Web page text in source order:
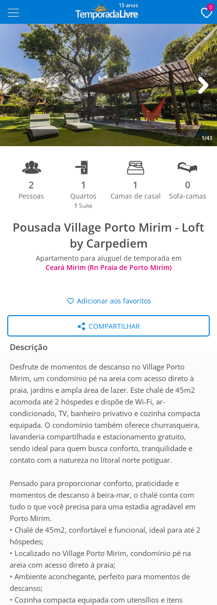
15 anos 0
1/43
Next
2
Pessoas
1
Quartos
1 Suíte
1
Camas de casal
0
Sofa-camas
Pousada Village Porto Mirim - Loft
by Carpediem
Apartamento para aluguel de temporada em
Ceará Mirim (Rn Praia de Porto Mirim)
Adicionar aos favoritos
COMPARTILHAR
Descrição
Desfrute de momentos de descanso no Village Porto
Mirim, um condomínio pé na areia com acesso direto à
praia, jardins e ampla área de lazer. Este chalé de 45m2
acomoda até 2 hóspedes e dispõe de Wi-Fi, ar-
condicionado, TV, banheiro privativo e cozinha compacta
equipada. O condomínio também oferece churrasqueira,
lavanderia compartilhada e estacionamento gratuito,
sendo ideal para quem busca conforto, tranquilidade e
contato com a natureza no litoral norte potiguar.
Pensado para proporcionar conforto, praticidade e
momentos de descanso à beira-mar, o chalé conta com
tudo o que você precisa para uma estadia agradável em
Porto Mirim.
• Chalé de 45m2, confortável e funcional, ideal para até 2
hóspedes;
• Localizado no Village Porto Mirim, condomínio pé na
areia com acesso direto à praia;
• Ambiente aconchegante, perfeito para momentos de
descanso;
• Cozinha compacta equipada com utensílios e itens